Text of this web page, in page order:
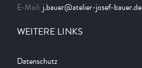
E-Mail: j.bauer@atelier-josef-bauer.de
WEITERE LINKS
Datenschutz